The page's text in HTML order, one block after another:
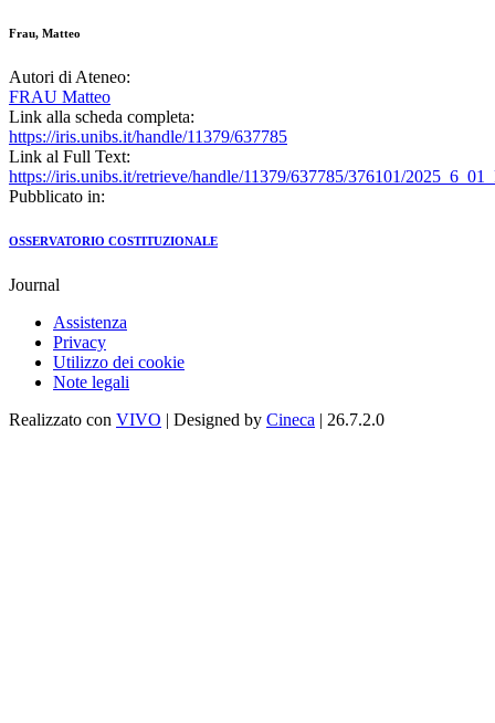
Frau, Matteo
Autori di Ateneo:
FRAU Matteo
Link alla scheda completa:
https://iris.unibs.it/handle/11379/637785
Link al Full Text:
https://iris.unibs.it/retrieve/handle/11379/637785/376101/
Pubblicato in:
OSSERVATORIO COSTITUZIONALE
Journal
Assistenza
Privacy
Utilizzo dei cookie
Note legali
Realizzato con VIVO | Designed by Cineca | 26.7.2.0